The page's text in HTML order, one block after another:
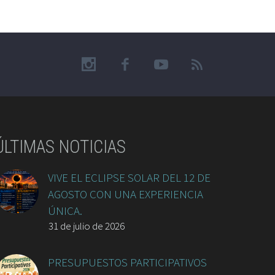
NOTICIAS
VIVE EL ECLIPSE SOLAR DEL 12 DE
AGOSTO CON UNA EXPERIENCIA
ÚNICA.
31 de julio de 2026
PRESUPUESTOS PARTICIPATIVOS